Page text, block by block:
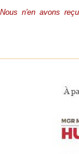
n'en avons